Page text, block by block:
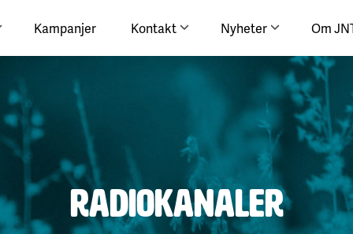
Kampanjer Kontakt Nyheter Om
Radiokanaler